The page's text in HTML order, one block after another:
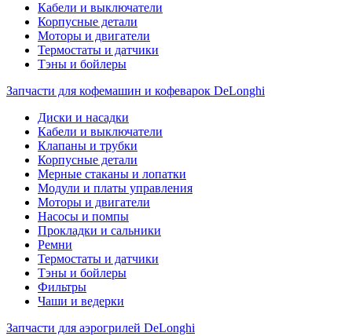
Кабели и выключатели
Корпусные детали
Моторы и двигатели
Термостаты и датчики
Тэны и бойлеры
Запчасти для кофемашин и кофеварок DeLonghi
Диски и насадки
Кабели и выключатели
Клапаны и трубки
Корпусные детали
Мерные стаканы и лопатки
Модули и платы управления
Моторы и двигатели
Насосы и помпы
Прокладки и сальники
Ремни
Термостаты и датчики
Тэны и бойлеры
Фильтры
Чаши и ведерки
Запчасти для аэрогрилей DeLonghi